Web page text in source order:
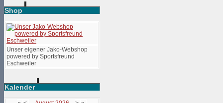
Shop
Unser eigener Jako-Webshop
powered by Sportsfreund
Eschweiler
Kalender